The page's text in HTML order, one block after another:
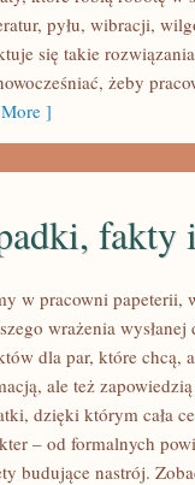
pyłu, wibracji,
się takie
żeby
]
fakty
w pracowni papeterii,
wrażenia
dla par, które chcą,
ale też
dzięki którym cała
– od formalnych
budujące nastrój.